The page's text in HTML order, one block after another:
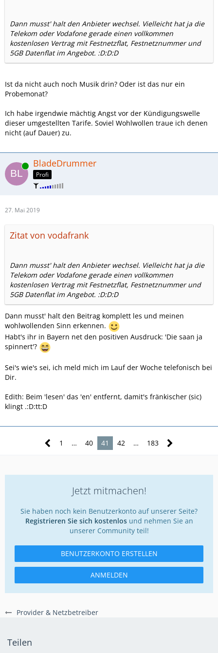
Provider & Netzbetreiber
Dann musst' halt den Anbieter wechsel. Vielleicht hat ja die
Telekom oder Vodafone gerade einen vollkommen
kostenlosen Vertrag mit Festnetzflat, Festnetznummer und
5GB Datenflat im Angebot. :D:D:D
Ist da nicht auch noch Musik drin? Oder ist das nur ein
Probemonat?
Ich habe irgendwie mächtig Angst vor der Kündigungswelle
dieser umgestellten Tarife. Soviel Wohlwollen traue ich denen
nicht (auf Dauer) zu.
Online BladeDrummer
Profi
27. Mai 2019
Zitat von vodafrank
Dann musst' halt den Anbieter wechsel. Vielleicht hat ja die
Telekom oder Vodafone gerade einen vollkommen
kostenlosen Vertrag mit Festnetzflat, Festnetznummer und
5GB Datenflat im Angebot. :D:D:D
Dann musst' halt den Beitrag komplett les und meinen
wohlwollenden Sinn erkennen.
Habt's ihr in Bayern net den positiven Ausdruck: 'Die saan ja
spinnert'?
Sei's wie's sei, ich meld mich im Lauf der Woche telefonisch bei
Dir.
Edith: Beim 'lesen' das 'en' entfernt, damit's fränkischer (sic)
klingt .:D:tt:D
1 … 40 41 42 … 183
Jetzt mitmachen!
Sie haben noch kein Benutzerkonto auf unserer Seite?
Registrieren Sie sich kostenlosund nehmen Sie an
unserer Community teil!
BENUTZERKONTO ERSTELLEN
ANMELDEN
Teilen